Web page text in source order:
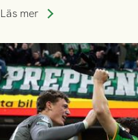
publiksnitt, ett lag med
Läs mer